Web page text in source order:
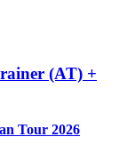
(AT) +
Tour 2026